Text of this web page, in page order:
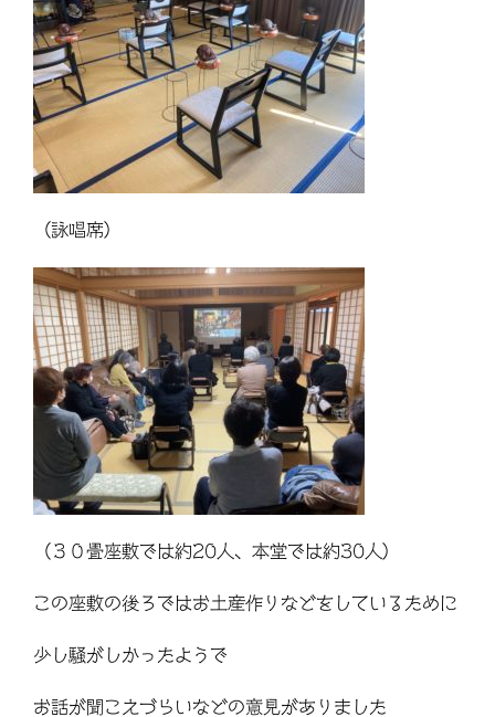
（詠唱席）
（３０畳座敷では約20人、本堂では約30人）
この座敷の後ろではお土産作りなどをしているために
少し騒がしかったようで
お話が聞こえづらいなどの意見がありました